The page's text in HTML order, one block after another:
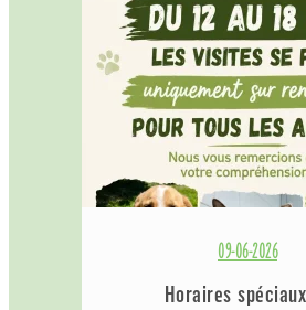
09-06-2026
Horaires